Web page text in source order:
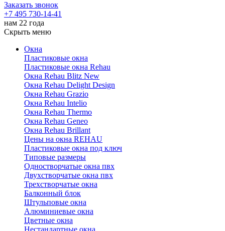
Заказать звонок
+7 495 730-14-41
нам 22 года
Скрыть меню
Окна
Пластиковые окна
Пластиковые окна Rehau
Окна Rehau Blitz New
Окна Rehau Delight Design
Окна Rehau Grazio
Окна Rehau Intelio
Окна Rehau Thermo
Окна Rehau Geneo
Окна Rehau Brillant
Цены на окна REHAU
Пластиковые окна под ключ
Типовые размеры
Одностворчатые окна пвх
Двухстворчатые окна пвх
Трехстворчатые окна
Балконный блок
Штульповые окна
Алюминиевые окна
Цветные окна
Нестандартные окна